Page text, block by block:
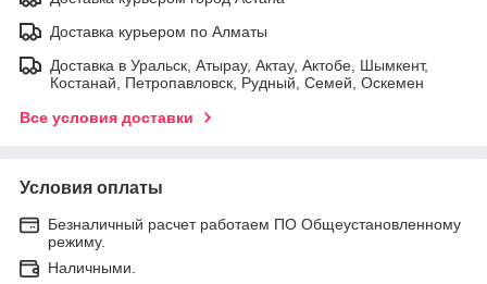
Доставка курьером по Алматы
Доставка в Уральск, Атырау, Актау, Актобе, Шымкент,
Костанай, Петропавловск, Рудный, Семей, Оскемен
Все условия доставки
Условия оплаты
Безналичный расчет работаем ПО Общеустановленному
режиму.
Наличными.